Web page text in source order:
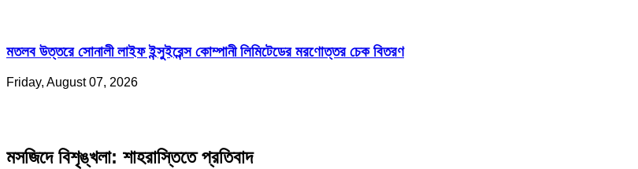
মতলব উত্তরে সোনালী লাইফ ইন্সুইরেন্স কোম্পানী লিমিটেডের মরণোত্তর চেক বিতরণ
Friday, August 07, 2026
মসজিদে বিশৃঙ্খলা: শাহরাস্তিতে প্রতিবাদ